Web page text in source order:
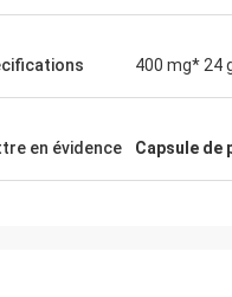
400 mg* 24
en évidence Capsule de